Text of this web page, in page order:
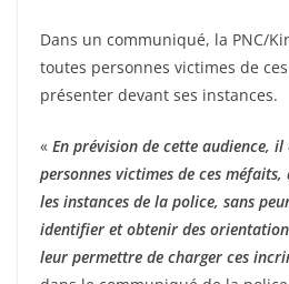
Dans un communiqué, la PNC/
toutes personnes victimes de
présenter devant ses instances.
« En prévision de cette audience,
personnes victimes de ces
les instances de la police, sans
identifier et obtenir des
leur permettre de charger ces